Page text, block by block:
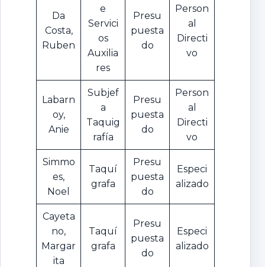
Da
Costa,
Ruben
e
Servici
os
Auxilia
res
Presu
puesta
do
Person
al
Directi
vo
Labarn
oy,
Anie
Subjef
a
Taquig
rafía
Presu
puesta
do
Person
al
Directi
vo
Simmo
es,
Noel
Taquí
grafa
Presu
puesta
do
Especi
alizado
Cayeta
no,
Margar
ita
Taquí
grafa
Presu
puesta
do
Especi
alizado